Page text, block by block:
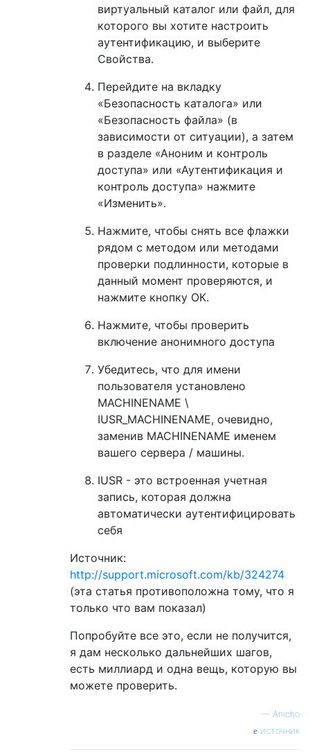
виртуальный каталог или файл, для
которого вы хотите настроить
аутентификацию, и выберите
Свойства.
Перейдите на вкладку
«Безопасность каталога» или
«Безопасность файла» (в
зависимости от ситуации), а затем
в разделе «Аноним и контроль
доступа» или «Аутентификация и
контроль доступа» нажмите
«Изменить».
Нажмите, чтобы снять все флажки
рядом с методом или методами
проверки подлинности, которые в
данный момент проверяются, и
нажмите кнопку ОК.
Нажмите, чтобы проверить
включение анонимного доступа
Убедитесь, что для имени
пользователя установлено
MACHINENAME \
IUSR_MACHINENAME, очевидно,
заменив MACHINENAME именем
вашего сервера / машины.
IUSR - это встроенная учетная
запись, которая должна
автоматически аутентифицировать
себя
Источник:
http://support.microsoft.com/kb/324274
(эта статья противоположна тому, что я
только что вам показал)
Попробуйте все это, если не получится,
я дам несколько дальнейших шагов,
есть миллиард и одна вещь, которую вы
можете проверить.
— Anicho
источник